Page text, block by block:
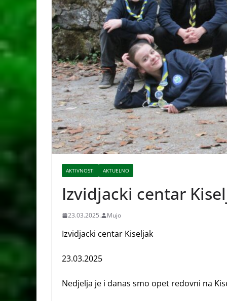
AKTIVNOSTI AKTUELNO
Izvidjacki centar
23.03.2025. Mujo
Izvidjacki centar Kiseljak
23.03.2025
Nedjelja je i danas smo opet redovni na